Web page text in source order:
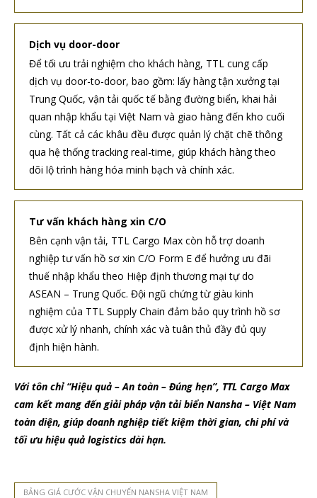
Dịch vụ door-door
Để tối ưu trải nghiệm cho khách hàng, TTL cung cấp
dịch vụ door-to-door, bao gồm: lấy hàng tận xưởng tại
Trung Quốc, vận tải quốc tế bằng đường biển, khai hải
quan nhập khẩu tại Việt Nam và giao hàng đến kho cuối
cùng. Tất cả các khâu đều được quản lý chặt chẽ thông
qua hệ thống tracking real-time, giúp khách hàng theo
dõi lộ trình hàng hóa minh bạch và chính xác.
Tư vấn khách hàng xin C/O
Bên cạnh vận tải, TTL Cargo Max còn hỗ trợ doanh
nghiệp tư vấn hồ sơ xin C/O Form E để hưởng ưu đãi
thuế nhập khẩu theo Hiệp định thương mại tự do
ASEAN – Trung Quốc. Đội ngũ chứng từ giàu kinh
nghiệm của TTL Supply Chain đảm bảo quy trình hồ sơ
được xử lý nhanh, chính xác và tuân thủ đầy đủ quy
định hiện hành.
Với tôn chỉ “Hiệu quả – An toàn – Đúng hẹn”, TTL Cargo Max
cam kết mang đến giải pháp vận tải biển Nansha – Việt Nam
toàn diện, giúp doanh nghiệp tiết kiệm thời gian, chi phí và
tối ưu hiệu quả logistics dài hạn.
BẢNG GIÁ CƯỚC VẬN CHUYỂN NANSHA VIỆT NAM